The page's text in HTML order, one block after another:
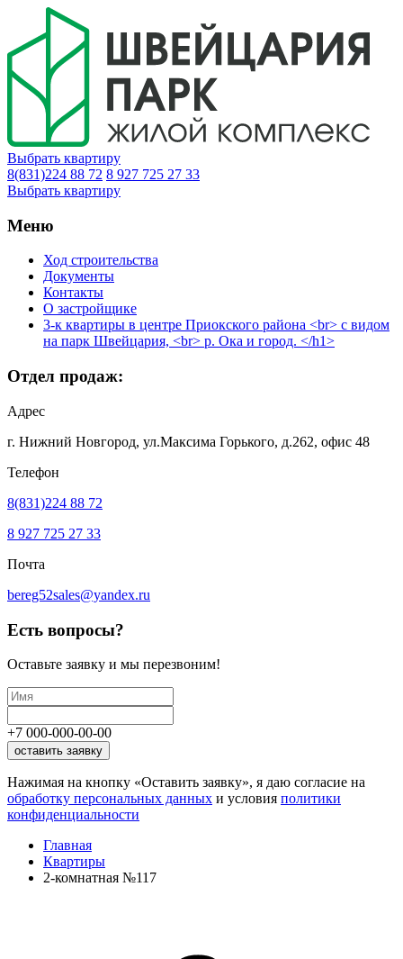
Выбрать квартиру
8(831)224 88 72 8 927 725 27 33
Выбрать квартиру
Меню
Ход строительства
Документы
Контакты
О застройщике
3-к квартиры в центре Приокского района <br> с видом
на парк Швейцария, <br> р. Ока и город. </h1>
Отдел продаж:
Адрес
г. Нижний Новгород, ул.Максима Горького, д.262, офис 48
Телефон
8(831)224 88 72
8 927 725 27 33
Почта
bereg52sales@yandex.ru
Есть вопросы?
Оставьте заявку и мы перезвоним!
+7 000-000-00-00
оставить заявку
Нажимая на кнопку «Оставить заявку», я даю согласие на
обработку персональных данных и условия политики
конфиденциальности
Главная
Квартиры
2-комнатная №117